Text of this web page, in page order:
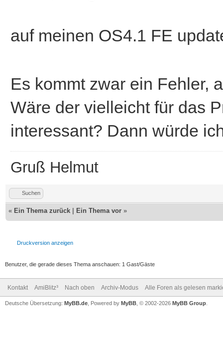
auf meinen OS4.1 FE
Es kommt zwar ein Fehler,
Wäre der vielleicht für das
interessant? Dann würde
Gruß Helmut
Suchen
« Ein Thema zurück Ein Thema vor »
Druckversion anzeigen
Benutzer, die gerade dieses Thema anschauen: 1 Gast/Gäste
Kontakt AmiBlitz³ Nach oben Archiv-Modus Alle Foren als gelesen
Deutsche Übersetzung: MyBB.de , Powered by MyBB , © 2002-2026 MyBB Group